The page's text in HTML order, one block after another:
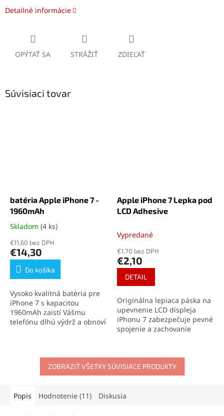
Detailné informácie
OPÝTAŤ SA STRÁŽIŤ ZDIEĽAŤ
Súvisiaci tovar
batéria Apple iPhone 7 -
1960mAh
Priemerné
produktu
je
4,7
hviezdičiek.
Skladom (4 ks)
€11,60 bez DPH
€14,30
Do košíka
Vysoko kvalitná batéria pre
iPhone 7 s kapacitou
1960mAh zaistí Vášmu
telefónu dlhú výdrž a obnoví
maximálnej kapacity.
Apple iPhone 7 Lepka pod
LCD Adhesive
Vypredané
€1,70 bez DPH
€2,10
DETAIL
Originálna lepiaca páska na
upevnenie LCD displeja
iPhonu 7 zabezpečuje pevné
spojenie a zachovanie
opravy aj domácu výmenu
displeja.
ZOBRAZIŤ VŠETKY SÚVISIACE PRODUKTY
Popis Hodnotenie (11) Diskusia